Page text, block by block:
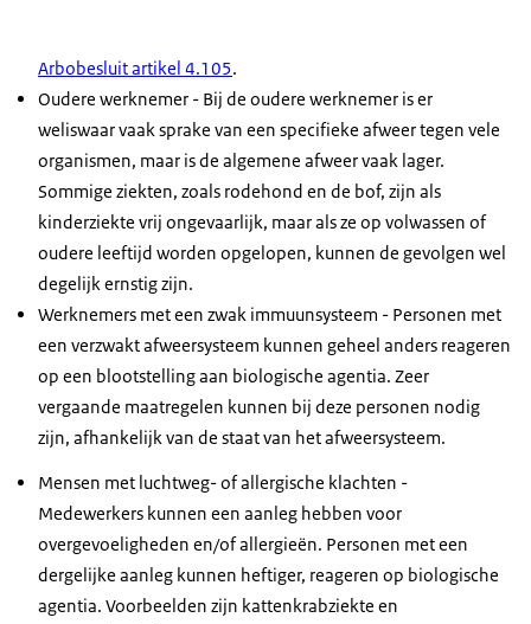
Arbobesluit artikel 4.105.
Oudere werknemer - Bij de oudere werknemer is er
weliswaar vaak sprake van een specifieke afweer tegen vele
organismen, maar is de algemene afweer vaak lager.
Sommige ziekten, zoals rodehond en de bof, zijn als
kinderziekte vrij ongevaarlijk, maar als ze op volwassen of
oudere leeftijd worden opgelopen, kunnen de gevolgen wel
degelijk ernstig zijn.
Werknemers met een zwak immuunsysteem - Personen met
een verzwakt afweersysteem kunnen geheel anders reageren
op een blootstelling aan biologische agentia. Zeer
vergaande maatregelen kunnen bij deze personen nodig
zijn, afhankelijk van de staat van het afweersysteem.
Mensen met luchtweg- of allergische klachten -
Medewerkers kunnen een aanleg hebben voor
overgevoeligheden en/of allergieën. Personen met een
dergelijke aanleg kunnen heftiger, reageren op biologische
agentia. Voorbeelden zijn kattenkrabziekte en